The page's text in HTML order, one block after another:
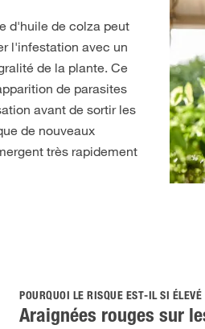
d'huile de colza peut
l'infestation avec un
de la plante. Ce
de parasites
avant de sortir les
de nouveaux
très rapidement
POURQUOI LE RISQUE EST-IL SI ÉLEVÉ
Araignées rouges sur